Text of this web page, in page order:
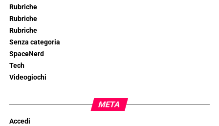
Rubriche
Rubriche
Rubriche
Senza categoria
SpaceNerd
Tech
Videogiochi
META
Accedi